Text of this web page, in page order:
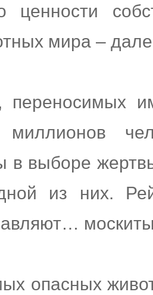
ценности
мира –
переносимых
в выборе
из них.
опасных